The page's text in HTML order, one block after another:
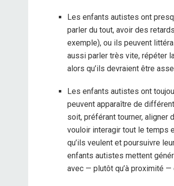
Les enfants autistes ont
parler du tout, avoir des
exemple), ou ils peuvent
aussi parler très vite, répéter
alors qu’ils devraient être
Les enfants autistes ont
peuvent apparaître de
soit, préférant tourner, aligner
vouloir interagir tout le temps
qu’ils veulent et poursuivre
enfants autistes mettent
avec — plutôt qu’à proximité —